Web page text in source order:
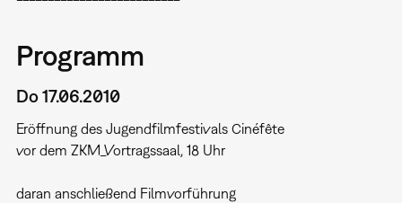
Programm
Do 17.06.2010
Eröffnung des Jugendfilmfestivals Cinéfête
vor dem ZKM_Vortragssaal, 18 Uhr
daran anschließend Filmvorführung